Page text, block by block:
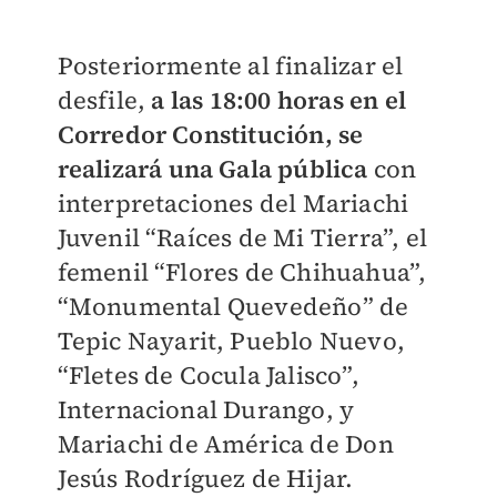
Posteriormente al finalizar el
desfile, a las 18:00 horas en el
Corredor Constitución, se
realizará una Gala pública con
interpretaciones del Mariachi
Juvenil “Raíces de Mi Tierra”, el
femenil “Flores de Chihuahua”,
“Monumental Quevedeño” de
Tepic Nayarit, Pueblo Nuevo,
“Fletes de Cocula Jalisco”,
Internacional Durango, y
Mariachi de América de Don
Jesús Rodríguez de Hijar.